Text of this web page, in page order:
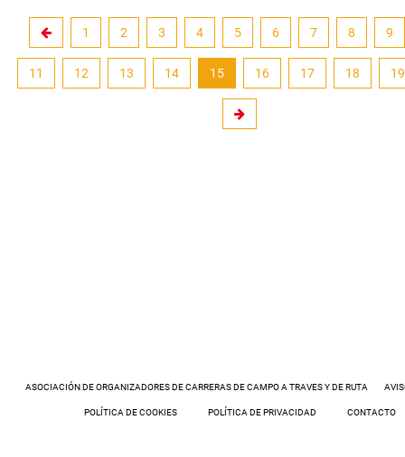
1 2 3 4 5 6 7 8 9
11 12 13 14 15noticias.current
16 17 18 19
ASOCIACIÓN DE ORGANIZADORES DE CARRERAS DE CAMPO A TRAVES Y DE RUTA
POLÍTICA DE COOKIES POLÍTICA DE PRIVACIDAD CONTACTO